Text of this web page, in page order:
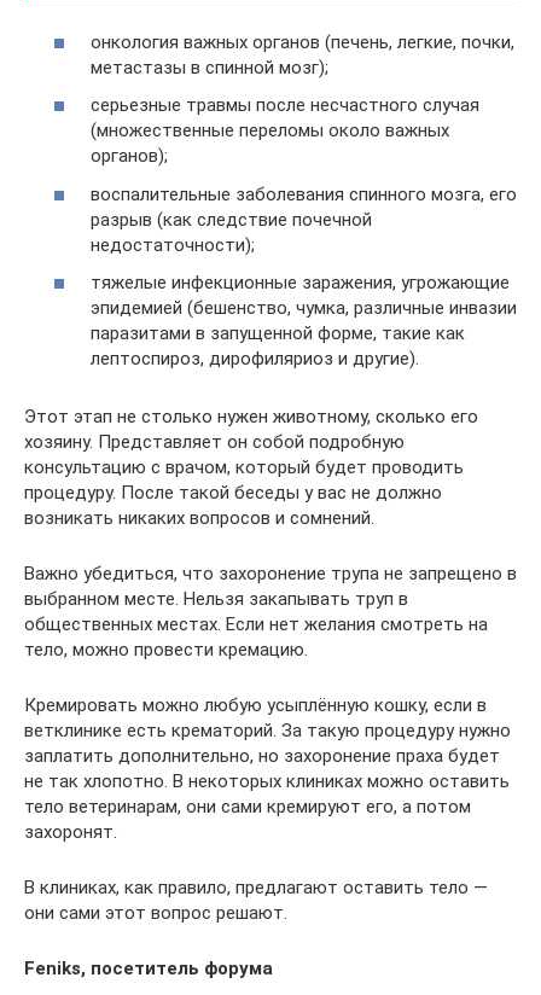
онкология важных органов (печень, легкие, почки,
метастазы в спинной мозг);
серьезные травмы после несчастного случая
(множественные переломы около важных
органов);
воспалительные заболевания спинного мозга, его
разрыв (как следствие почечной
недостаточности);
тяжелые инфекционные заражения, угрожающие
эпидемией (бешенство, чумка, различные инвазии
паразитами в запущенной форме, такие как
лептоспироз, дирофиляриоз и другие).
Этот этап не столько нужен животному, сколько его
хозяину. Представляет он собой подробную
консультацию с врачом, который будет проводить
процедуру. После такой беседы у вас не должно
возникать никаких вопросов и сомнений.
Важно убедиться, что захоронение трупа не запрещено в
выбранном месте. Нельзя закапывать труп в
общественных местах. Если нет желания смотреть на
тело, можно провести кремацию.
Кремировать можно любую усыплённую кошку, если в
ветклинике есть крематорий. За такую процедуру нужно
заплатить дополнительно, но захоронение праха будет
не так хлопотно. В некоторых клиниках можно оставить
тело ветеринарам, они сами кремируют его, а потом
захоронят.
В клиниках, как правило, предлагают оставить тело —
они сами этот вопрос решают.
Feniks, посетитель форума